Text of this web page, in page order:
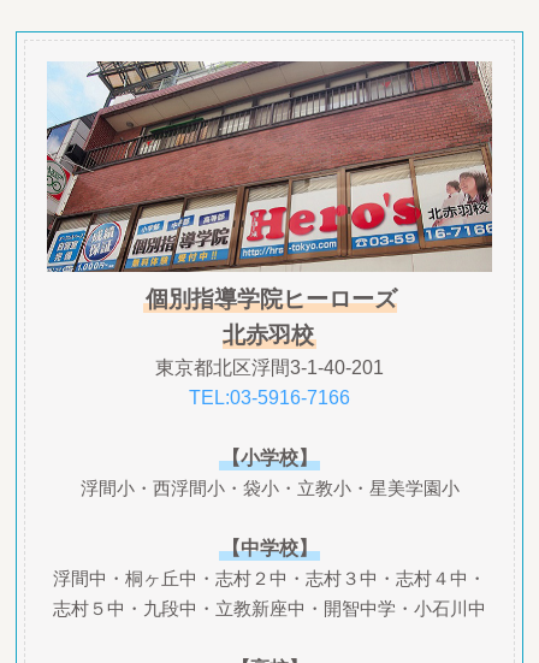
個別指導学院ヒーローズ
北赤羽校
東京都北区浮間3-1-40-201
TEL:03-5916-7166
【小学校】
浮間小・西浮間小・袋小・立教小・星美学園小
【中学校】
浮間中・桐ヶ丘中・志村２中・志村３中・志村４中・
志村５中・九段中・立教新座中・開智中学・小石川中